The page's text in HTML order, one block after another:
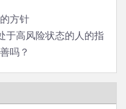
方针
于高风险状态的人的指
吗？